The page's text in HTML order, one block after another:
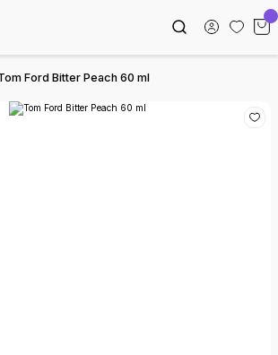
Ford Bitter Peach 60 ml